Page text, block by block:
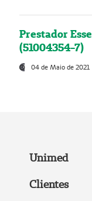
Prestador
(51004354-7)
04 de Maio de 2021
Unimed
Clientes